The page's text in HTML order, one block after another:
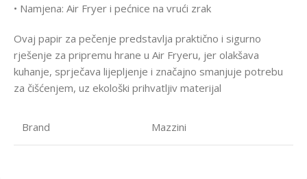
• Namjena: Air Fryer i pećnice na vrući zrak
Ovaj papir za pečenje predstavlja praktično i sigurno
rješenje za pripremu hrane u Air Fryeru, jer olakšava
kuhanje, sprječava lijepljenje i značajno smanjuje potrebu
za čišćenjem, uz ekološki prihvatljiv materijal
Brand Mazzini